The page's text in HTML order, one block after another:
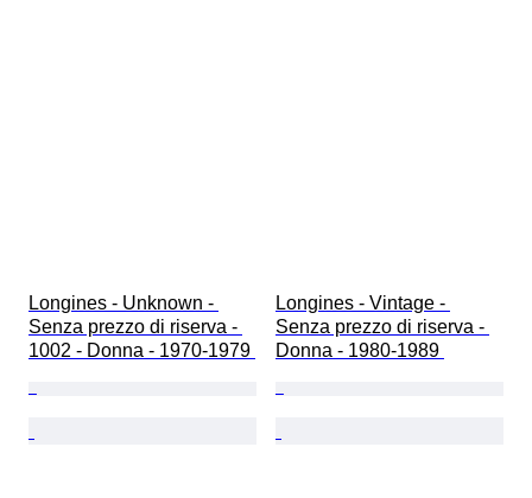
Longines - Unknown -
Senza prezzo di riserva -
1002 - Donna - 1970-1979
Longines - Vintage -
Senza prezzo di riserva -
Donna - 1980-1989